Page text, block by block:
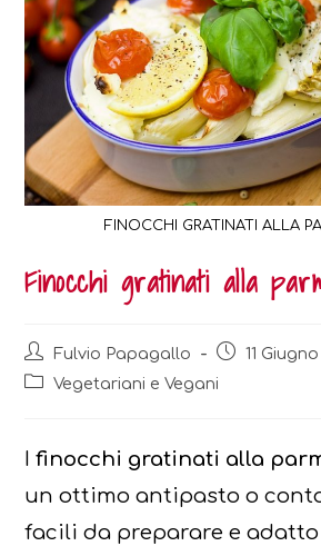
FINOCCHI GRATINATI ALLA
Finocchi gratinati alla
Post
author:
Fulvio Papagallo
Post
published:
11 Giugno
PostVegetariani e Vegani
Ifinocchi gratinati alla
un ottimo antipasto o
facili da preparare e